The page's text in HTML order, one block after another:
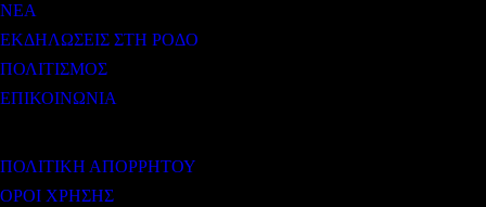
ΝΕΑ
ΕΚΔΗΛΩΣΕΙΣ ΣΤΗ ΡΟΔΟ
ΠΟΛΙΤΙΣΜΟΣ
ΕΠΙΚΟΙΝΩΝΙΑ
ΠΟΛΙΤΙΚΗ ΑΠΟΡΡΗΤΟΥ
ΟΡΟΙ ΧΡΗΣΗΣ